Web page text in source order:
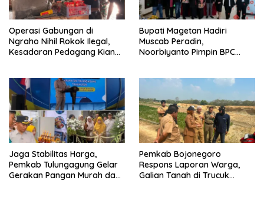
Operasi Gabungan di
Ngraho Nihil Rokok Ilegal,
Kesadaran Pedagang Kian
Bupati Magetan Hadiri
Muscab Peradin,
Noorbiyanto Pimpin BPC
Jaga Stabilitas Harga,
Pemkab Tulungagung Gelar
Gerakan Pangan Murah dan
Pemkab Bojonegoro
Respons Laporan Warga,
Galian Tanah di Trucuk